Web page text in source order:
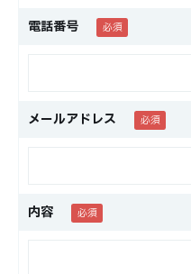
電話番号
メールアドレス
内容